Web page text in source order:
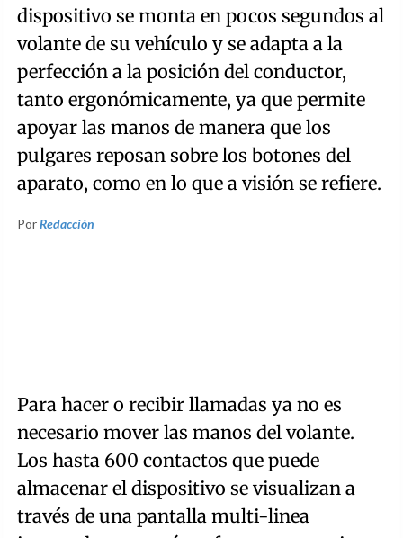
dispositivo se monta en pocos segundos al
volante de su vehículo y se adapta a la
perfección a la posición del conductor,
tanto ergonómicamente, ya que permite
apoyar las manos de manera que los
pulgares reposan sobre los botones del
aparato, como en lo que a visión se refiere.
PorRedacción
Para hacer o recibir llamadas ya no es
necesario mover las manos del volante.
Los hasta 600 contactos que puede
almacenar el dispositivo se visualizan a
través de una pantalla multi-linea